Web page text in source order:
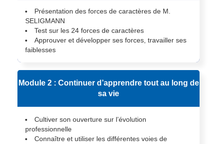
Présentation des forces de caractères de M.
SELIGMANN
Test sur les 24 forces de caractères
Approuver et développer ses forces, travailler ses
faiblesses
Module 2 : Continuer d’apprendre tout au long de
sa vie
Cultiver son ouverture sur l’évolution
professionnelle
Connaître et utiliser les différentes voies de